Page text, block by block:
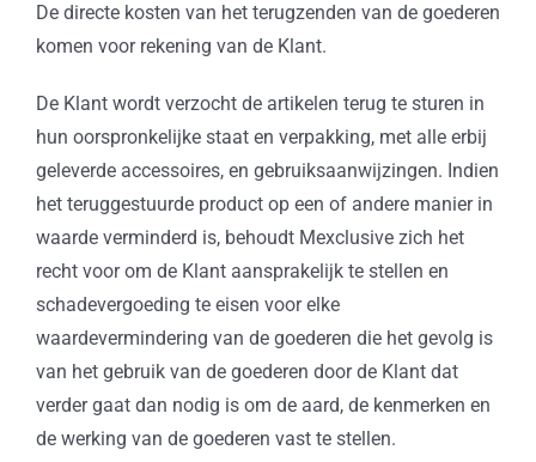
De directe kosten van het terugzenden van de goederen
komen voor rekening van de Klant.
De Klant wordt verzocht de artikelen terug te sturen in
hun oorspronkelijke staat en verpakking, met alle erbij
geleverde accessoires, en gebruiksaanwijzingen. Indien
het teruggestuurde product op een of andere manier in
waarde verminderd is, behoudt Mexclusive zich het
recht voor om de Klant aansprakelijk te stellen en
schadevergoeding te eisen voor elke
waardevermindering van de goederen die het gevolg is
van het gebruik van de goederen door de Klant dat
verder gaat dan nodig is om de aard, de kenmerken en
de werking van de goederen vast te stellen.